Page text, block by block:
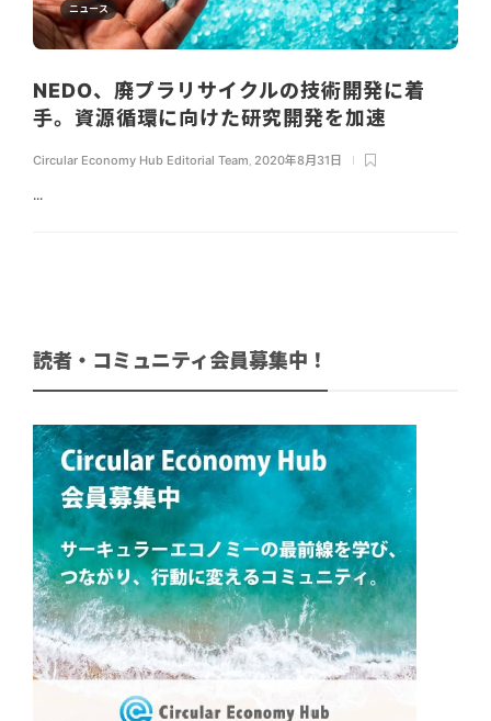
ニュース
NEDO、廃プラリサイクルの技術開発に着
手。資源循環に向けた研究開発を加速
Circular Economy Hub Editorial Team 2020年8月31日
...
読者・コミュニティ会員募集中！